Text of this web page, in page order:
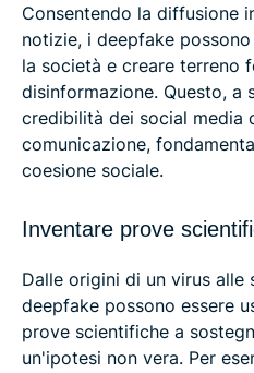
Consentendo la diffusione
notizie, i deepfake
la società e creare terreno
disinformazione. Questo, a
credibilità dei social media
comunicazione,
coesione sociale.
Inventare prove
Dalle origini di un virus alle
deepfake possono essere
prove scientifiche a
un'ipotesi non vera. Per